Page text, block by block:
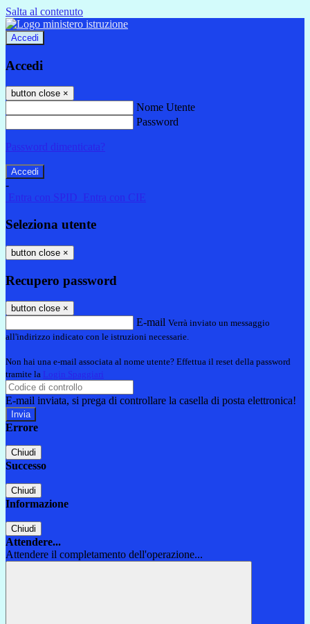
Salta al contenuto
Accedi
Accedi
button close ×
Nome Utente
Password
Password dimenticata?
-
Entra con SPID
Entra con CIE
Seleziona utente
button close ×
Recupero password
button close ×
E-mail Verrà inviato un messaggio
all'indirizzo indicato con le istruzioni necessarie.
Non hai una e-mail associata al nome utente? Effettua il reset della password
tramite la Login Spaggiari
E-mail inviata, si prega di controllare la casella di posta elettronica!
Errore
Chiudi
Successo
Chiudi
Informazione
Chiudi
Attendere...
Attendere il completamento dell'operazione...